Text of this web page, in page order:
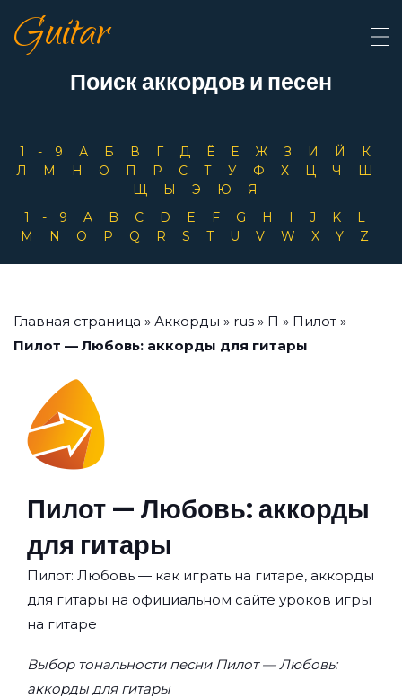
Guitar
Поиск аккордов и песен
1-9 А Б В Г Д Ё Е Ж З И Й
К
Л
М Н О П Р С Т У Ф Х Ц Ч
Ш
Щ
Ы Э Ю
Я
1-9
A B C D E F G H I J K
L
M
N O P Q R S T U V W X Y Z
Главная страница » Аккорды » rus » П » Пилот »
Пилот — Любовь: аккорды для гитары
Пилот — Любовь: аккорды
для гитары
Пилот: Любовь — как играть на гитаре, аккорды
для гитары на официальном сайте уроков игры
на гитаре
Выбор тональности песни Пилот — Любовь:
аккорды для гитары